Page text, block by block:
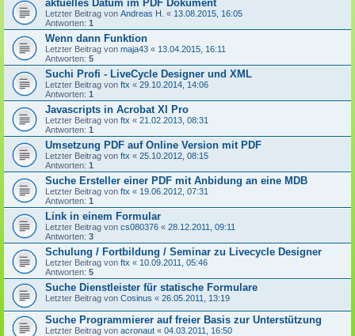
aktuelles Datum im PDF Dokument
Letzter Beitrag von Andreas H. « 13.08.2015, 16:05
Antworten: 1
Wenn dann Funktion
Letzter Beitrag von maja43 « 13.04.2015, 16:11
Antworten: 5
Suchi Profi - LiveCycle Designer und XML
Letzter Beitrag von ftx « 29.10.2014, 14:06
Antworten: 1
Javascripts in Acrobat XI Pro
Letzter Beitrag von ftx « 21.02.2013, 08:31
Antworten: 1
Umsetzung PDF auf Online Version mit PDF
Letzter Beitrag von ftx « 25.10.2012, 08:15
Antworten: 1
Suche Ersteller einer PDF mit Anbidung an eine MDB
Letzter Beitrag von ftx « 19.06.2012, 07:31
Antworten: 1
Link in einem Formular
Letzter Beitrag von cs080376 « 28.12.2011, 09:11
Antworten: 3
Schulung / Fortbildung / Seminar zu Livecycle Designer
Letzter Beitrag von ftx « 10.09.2011, 05:46
Antworten: 5
Suche Dienstleister für statische Formulare
Letzter Beitrag von Cosinus « 26.05.2011, 13:19
Suche Programmierer auf freier Basis zur Unterstützung
Letzter Beitrag von acronaut « 04.03.2011, 16:50